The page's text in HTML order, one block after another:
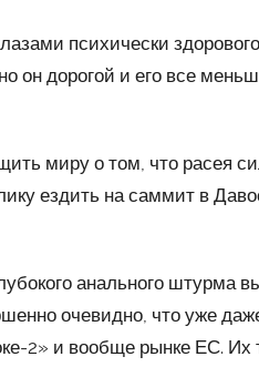
психически
он дорогой и его все
миру о том, что расея
ездить на саммит в
анального штурма
очевидно, что уже
2» и вообще рынке ЕС. Их